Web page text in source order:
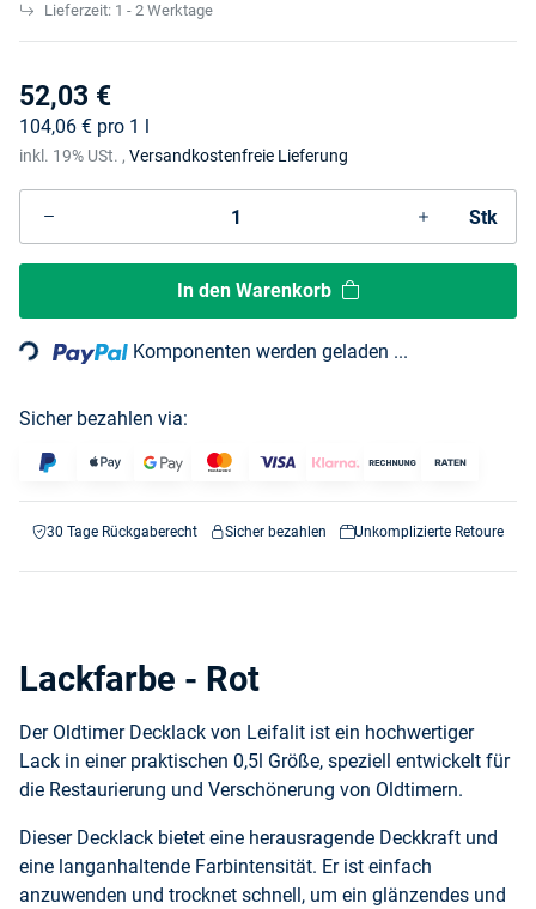
Lieferzeit: 1 - 2 Werktage
52,03 €
104,06 € pro 1 l
inkl. 19% USt. , Versandkostenfreie Lieferung
Stk
In den Warenkorb
Loading... Komponenten werden geladen ...
Sicher bezahlen via:
30 Tage Rückgaberecht Sicher bezahlen Unkomplizierte Retoure
Lackfarbe - Rot
Der Oldtimer Decklack von Leifalit ist ein hochwertiger
Lack in einer praktischen 0,5l Größe, speziell entwickelt für
die Restaurierung und Verschönerung von Oldtimern.
Dieser Decklack bietet eine herausragende Deckkraft und
eine langanhaltende Farbintensität. Er ist einfach
anzuwenden und trocknet schnell, um ein glänzendes und